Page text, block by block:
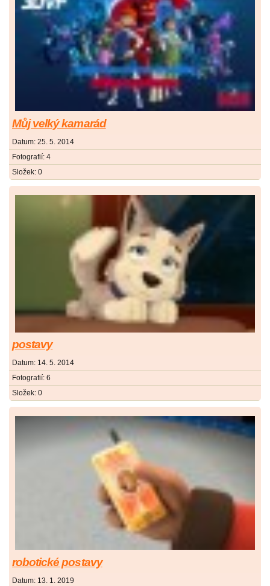
Můj velký kamarád
Datum: 25. 5. 2014
Fotografií: 4
Složek: 0
postavy
Datum: 14. 5. 2014
Fotografií: 6
Složek: 0
robotické postavy
Datum: 13. 1. 2019